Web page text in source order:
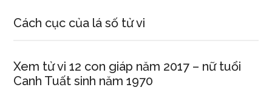
Cách cục của lá số tử vi
Xem tử vi 12 con giáp năm 2017 – nữ tuổi
Canh Tuất sinh năm 1970